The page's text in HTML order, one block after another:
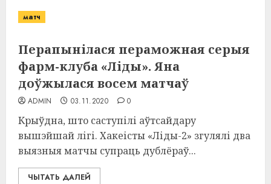
матч
Перапынілася пераможная серыя
фарм-клуба «Ліды». Яна
доўжылася восем матчаў
ADMIN 03.11.2020 0
Крыўдна, што саступілі аўтсайдару
вышэйшай лігі. Хакеісты «Ліды-2» згулялі два
выязныя матчы супраць дублёраў...
ЧЫТАТЬ ДАЛЕЙ